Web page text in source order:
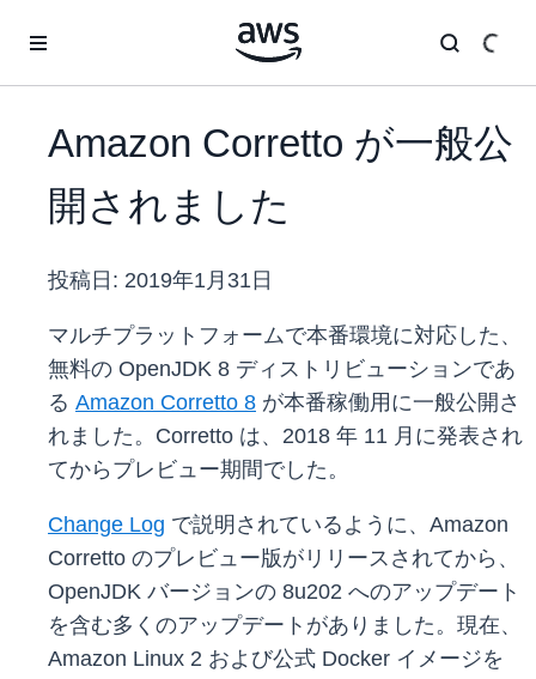
Amazon Corretto が一般公
開されました
投稿日: 2019年1月31日
マルチプラットフォームで本番環境に対応した、
無料の OpenJDK 8 ディストリビューションであ
る Amazon Corretto 8 が本番稼働用に一般公開さ
れました。Corretto は、2018 年 11 月に発表され
てからプレビュー期間でした。
Change Log で説明されているように、Amazon
Corretto のプレビュー版がリリースされてから、
OpenJDK バージョンの 8u202 へのアップデート
を含む多くのアップデートがありました。現在、
Amazon Linux 2 および公式 Docker イメージを